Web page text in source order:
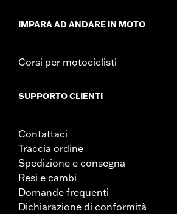
IMPARA AD ANDARE IN MOTO
Corsi per motociclisti
SUPPORTO CLIENTI
Contattaci
Traccia ordine
Spedizione e consegna
Resi e cambi
Domande frequenti
Dichiarazione di conformità